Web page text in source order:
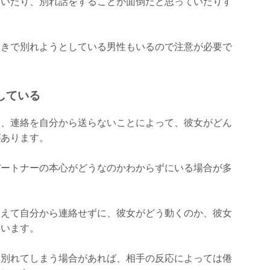
で別れようとしている男性もいるので注意が必要で
ている
連絡を自分から送らないことによって、彼女がどん
ります。
トナーの本心がどうなのかわからずにいる場合が多
て自分から連絡せずに、彼女がどう動くのか、彼女
ます。
れてしまう場合があれば、相手の反応によっては倦